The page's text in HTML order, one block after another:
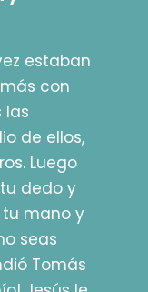
estaban
con
las
de ellos,
Luego
dedo y
mano y
seas
Tomás